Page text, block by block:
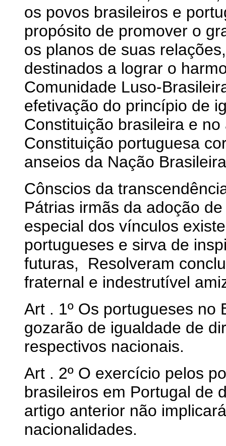
os povos brasileiros e
propósito de promover o
os planos de suas
destinados a lograr o
Comunidade Luso-
efetivação do princípio de
Constituição brasileira e no
Constituição portuguesa
anseios da Nação
Cônscios da
Pátrias irmãs da adoção
especial dos vínculos
portugueses e sirva de
futuras, Resolveram
fraternal e indestrutível
Art . 1º Os portugueses no
gozarão de igualdade de
respectivos nacionais.
Art . 2º O exercício pelos
brasileiros em Portugal de
artigo anterior não
nacionalidades.